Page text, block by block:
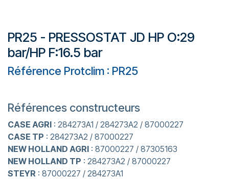
PR25 - PRESSOSTAT JD HP O:29
bar/HP F:16.5 bar
Référence Protclim : PR25
Références constructeurs
CASE AGRI : 284273A1 / 284273A2 / 87000227
CASE TP : 284273A2 / 87000227
NEW HOLLAND AGRI : 87000227 / 87305163
NEW HOLLAND TP : 284273A2 / 87000227
STEYR : 87000227 / 284273A1